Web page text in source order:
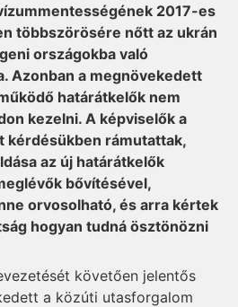
2017-es
többszörösére nőtt az ukrán
országokba való
Azonban a megnövekedett
határátkelők nem
kezelni. A képviselők a
kérdésükben rámutattak,
az új határátkelők
bővítésével,
orvosolható, és arra kértek
hogyan tudná ösztönözni
követően jelentős
a közúti utasforgalom